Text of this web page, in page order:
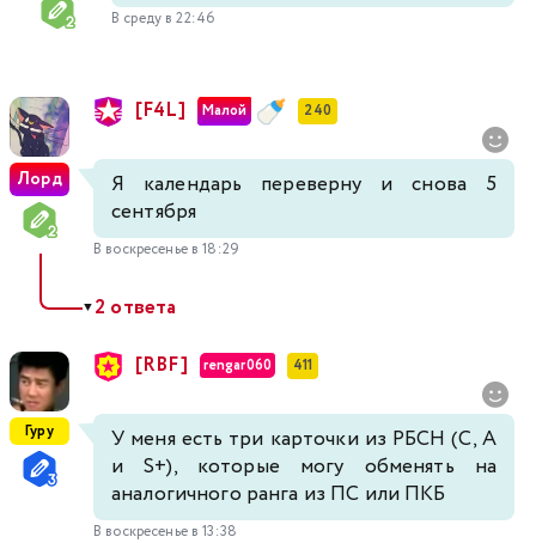
В среду в 22:46
Лорд
[F4L] Малой 240
Я календарь переверну и снова 5
сентября
В воскресенье в 18:29
▼2 ответа
Гуру
[RBF] rengar060 411
У меня есть три карточки из РБСН (С, А
и S+), которые могу обменять на
аналогичного ранга из ПС или ПКБ
В воскресенье в 13:38